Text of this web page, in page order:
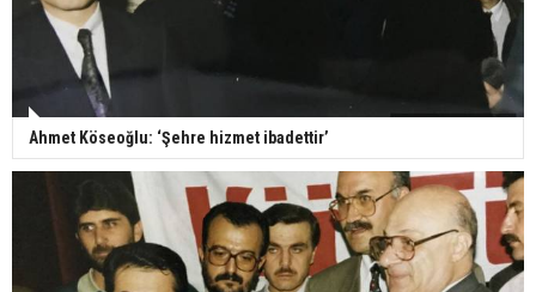
Ahmet Köseoğlu: ‘Şehre hizmet ibadettir’